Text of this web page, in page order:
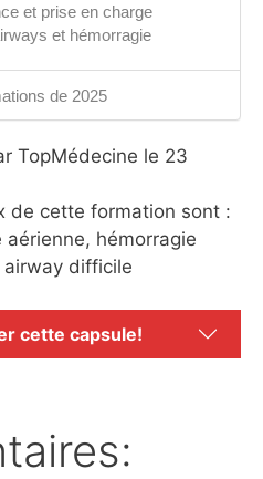
et prise en charge
et hémorragie
de 2025
TopMédecine le 23
de cette formation sont :
hémorragie
difficile
cette capsule!